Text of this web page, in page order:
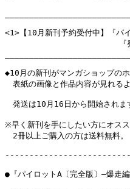
<1>【10月新刊予約受付中】『パ
　　　 　 『
◆10月の新刊がマンガショップの
表紙の画像と作品内容が見れる
発送は10月16日から開始されま
※早く新刊を手にしたい方にオスス
2冊以上ご購入の方は送料無料。
●『パイロットA〔完全版〕―爆